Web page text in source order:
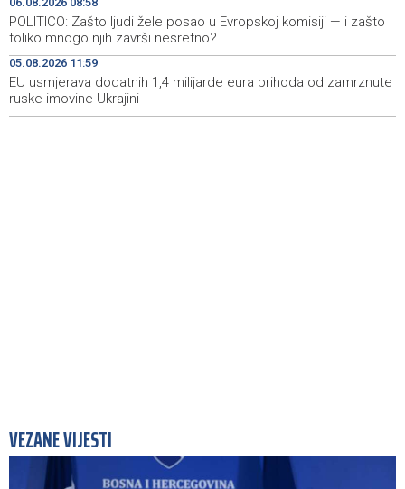
09:27
U jami 'Raspotočje' petu noć prenoćilo devet zeničkih
rudara
09:20
Gosti iz regiona okupirali Jahorinu, mnogi zbog popusta
umjesto mora izabrali planinu
POLITICO: Zašto ljudi žele posao u Evropskoj komisiji — i zašto
toliko mnogo njih završi nesretno?
05.08.2026 11:59
EU usmjerava dodatnih 1,4 milijarde eura prihoda od zamrznute
ruske imovine Ukrajini
VEZANE VIJESTI